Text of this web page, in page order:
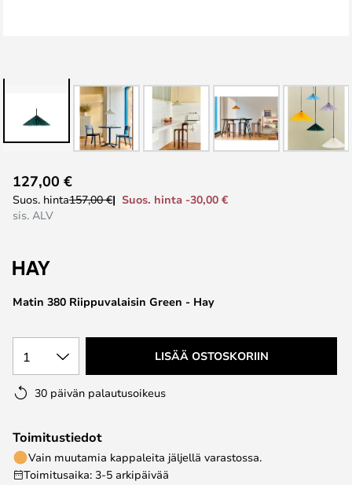
to
the
the
gallery
Matin 380 Riippuvalaisin Green - Hay
127,00 €
Suos. hinta157,00 €
Suos. hinta -30,00 €
sis. ALV
1 LISÄÄ OSTOSKORIIN
30 päivän palautusoikeus
Toimitustiedot
Vain muutamia kappaleita jäljellä varastossa.
Toimitusaika: 3-5 arkipäivää